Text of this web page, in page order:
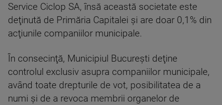
Service Ciclop SA, însă această societate este
deţinută de Primăria Capitalei şi are doar 0,1% din
acţiunile companiilor municipale.
În consecinţă, Municipiul Bucureşti deţine
controlul exclusiv asupra companiilor municipale,
având toate drepturile de vot, posibilitatea de a
numi şi de a revoca membrii organelor de